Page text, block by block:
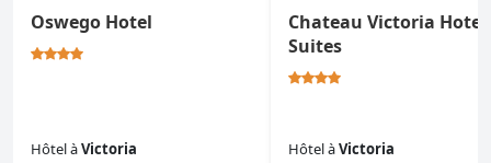
Oswego Hotel
HôtelàVictoria
Chateau Victoria Hotel
Suites
HôtelàVictoria